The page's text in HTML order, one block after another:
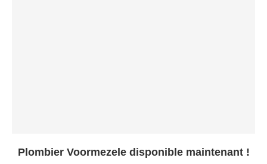
Plombier Voormezele disponible maintenant !